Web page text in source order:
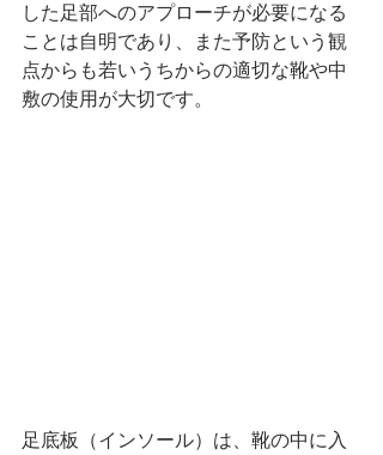
した足部へのアプローチが必要になる
ことは自明であり、また予防という観
点からも若いうちからの適切な靴や中
敷の使用が大切です。
足底板（インソール）は、靴の中に入